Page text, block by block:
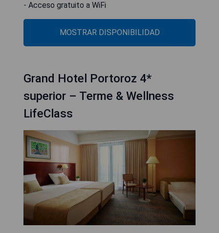
- Acceso gratuito a WiFi
MOSTRAR DISPONIBILIDAD
Grand Hotel Portoroz 4*
superior – Terme & Wellness
LifeClass